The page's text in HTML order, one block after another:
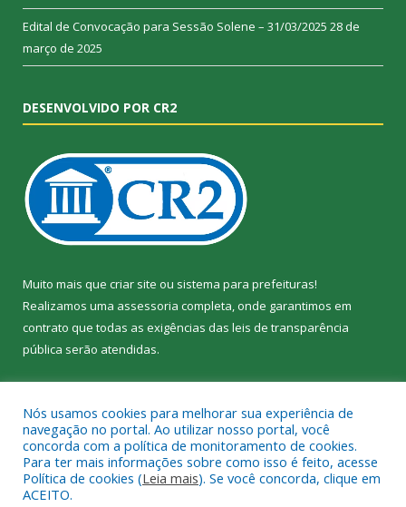
Edital de Convocação para Sessão Solene – 31/03/2025 28 de
março de 2025
DESENVOLVIDO POR CR2
Muito mais que criar site ou sistema para prefeituras!
Realizamos uma assessoria completa, onde garantimos em
contrato que todas as exigências das leis de transparência
pública serão atendidas.
Todos os direitos reservados a Câmara Municipal de Jacundá.
Nós usamos cookies para melhorar sua experiência de
navegação no portal. Ao utilizar nosso portal, você
concorda com a política de monitoramento de cookies.
Para ter mais informações sobre como isso é feito, acesse
Política de cookies (Leia mais). Se você concorda, clique em
ACEITO.